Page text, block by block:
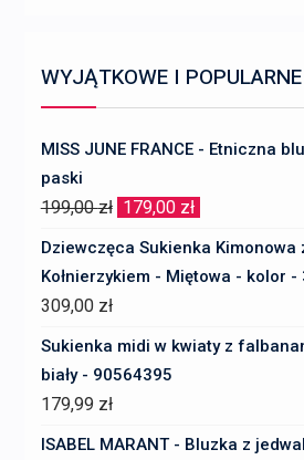
WYJĄTKOWE I POPULARNE
MISS JUNE FRANCE - Etniczna
paski
199,00zł Pierwotna
cena
wynosiła:
179,00 zł
cena
wynosi:
Dziewczęca Sukienka Kimonowa
Kołnierzykiem - Miętowa - kolor -
309,00 zł
Sukienka midi w kwiaty z
biały - 90564395
179,99 zł
ISABEL MARANT - Bluzka z